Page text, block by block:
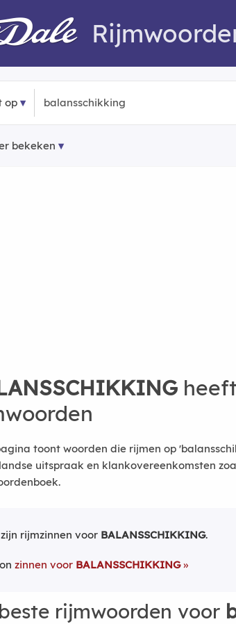
op
bekeken
toont woorden die rijmen op
uitspraak en klankovereenkomsten
zijn rijmzinnen voor BALANSSCHIKKING.
zinnen voor BALANSSCHIKKING
rijmwoorden voor